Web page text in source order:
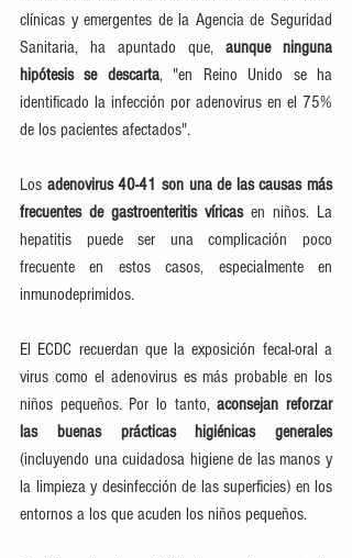
clínicas y emergentes de la Agencia de Seguridad
Sanitaria, ha apuntado que, aunque ninguna
hipótesis se descarta, "en Reino Unido se ha
identificado la infección por adenovirus en el 75%
de los pacientes afectados".
Los adenovirus 40-41 son una de las causas más
frecuentes de gastroenteritis víricas en niños. La
hepatitis puede ser una complicación poco
frecuente en estos casos, especialmente en
inmunodeprimidos.
El ECDC recuerdan que la exposición fecal-oral a
virus como el adenovirus es más probable en los
niños pequeños. Por lo tanto, aconsejan reforzar
las buenas prácticas higiénicas generales
(incluyendo una cuidadosa higiene de las manos y
la limpieza y desinfección de las superficies) en los
entornos a los que acuden los niños pequeños.